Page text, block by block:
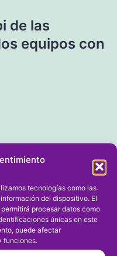
tecnologías como las
del dispositivo. El
procesar datos como
únicas en este
puede afectar
funciones.
de las
equipos con